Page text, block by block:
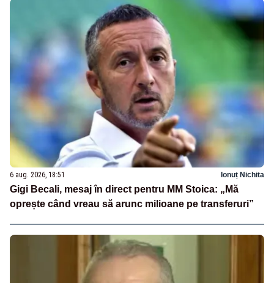
6 aug. 2026, 18:51 Ionuț Nichita
Gigi Becali, mesaj în direct pentru MM Stoica: „Mă
oprește când vreau să arunc milioane pe transferuri”